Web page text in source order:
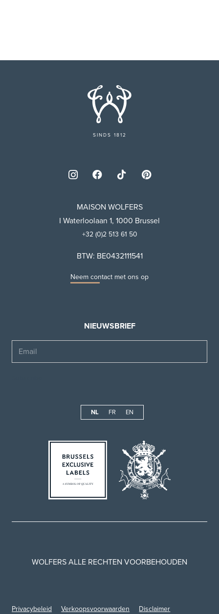
SINDS 1812
MAISON WOLFERS
I Waterloolaan 1, 1000 Brussel
+32 (0)2 513 61 50
BTW: BE0432111541
Neem contact met ons op
NIEUWSBRIEF
NL FR EN
WOLFERS ALLE RECHTEN VOORBEHOUDEN
Privacybeleid Verkoopsvoorwaarden Disclaimer